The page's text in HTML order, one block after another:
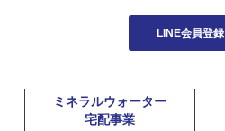
LINE会員登録
ミネラルウォーター
宅配事業